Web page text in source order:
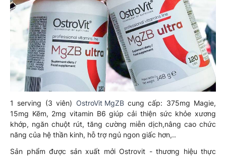
1 serving (3 viên) OstroVit MgZBcung cấp: 375mg Magie,
15mg Kẽm, 2mg vitamin B6 giúp cải thiện sức khỏe xương
khớp, ngăn chuột rút, tăng cường miễn dịch,nâng cao chức
năng của hệ thần kinh, hỗ trợ ngủ ngon giấc hơn,..
Sản phẩm được sản xuất mởi Ostrovit - thương hiệu thực